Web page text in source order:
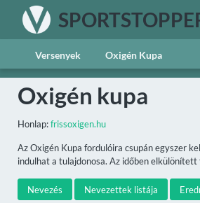
Versenyek Oxigén Kupa
Oxigén kupa
Honlap:frissoxigen.hu
Az Oxigén Kupa fordulóira csupán egyszer
indulhat a tulajdonosa. Az időben
Nevezés Nevezettek listája